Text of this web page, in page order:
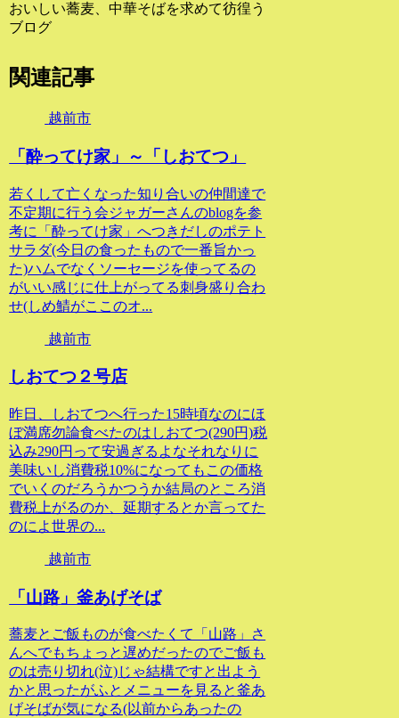
おいしい蕎麦、中華そばを求めて彷徨う
ブログ
関連記事
越前市
「酔ってけ家」～「しおてつ」
若くして亡くなった知り合いの仲間達で
不定期に行う会ジャガーさんのblogを参
考に「酔ってけ家」へつきだしのポテト
サラダ(今日の食ったもので一番旨かっ
た)ハムでなくソーセージを使ってるの
がいい感じに仕上がってる刺身盛り合わ
せ(しめ鯖がここのオ...
越前市
しおてつ２号店
昨日、しおてつへ行った15時頃なのにほ
ぼ満席勿論食べたのはしおてつ(290円)税
込み290円って安過ぎるよなそれなりに
美味いし消費税10%になってもこの価格
でいくのだろうかつうか結局のところ消
費税上がるのか、延期するとか言ってた
のによ世界の...
越前市
「山路」釜あげそば
蕎麦とご飯ものが食べたくて「山路」さ
んへでもちょっと遅めだったのでご飯も
のは売り切れ(泣)じゃ結構ですと出よう
かと思ったがふとメニューを見ると釜あ
げそばが気になる(以前からあったの